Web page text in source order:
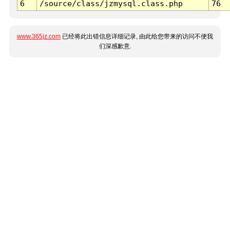
6
/source/class/jzmysql.class.php 76
www.365jz.com 已经将此出错信息详细记录, 由此给您带来的访问不便我
们深感歉意.